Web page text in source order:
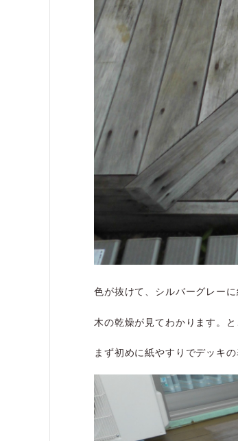
色が抜けて、シルバーグレーに
木の乾燥が見てわかります。
まず初めに紙やすりでデッキ